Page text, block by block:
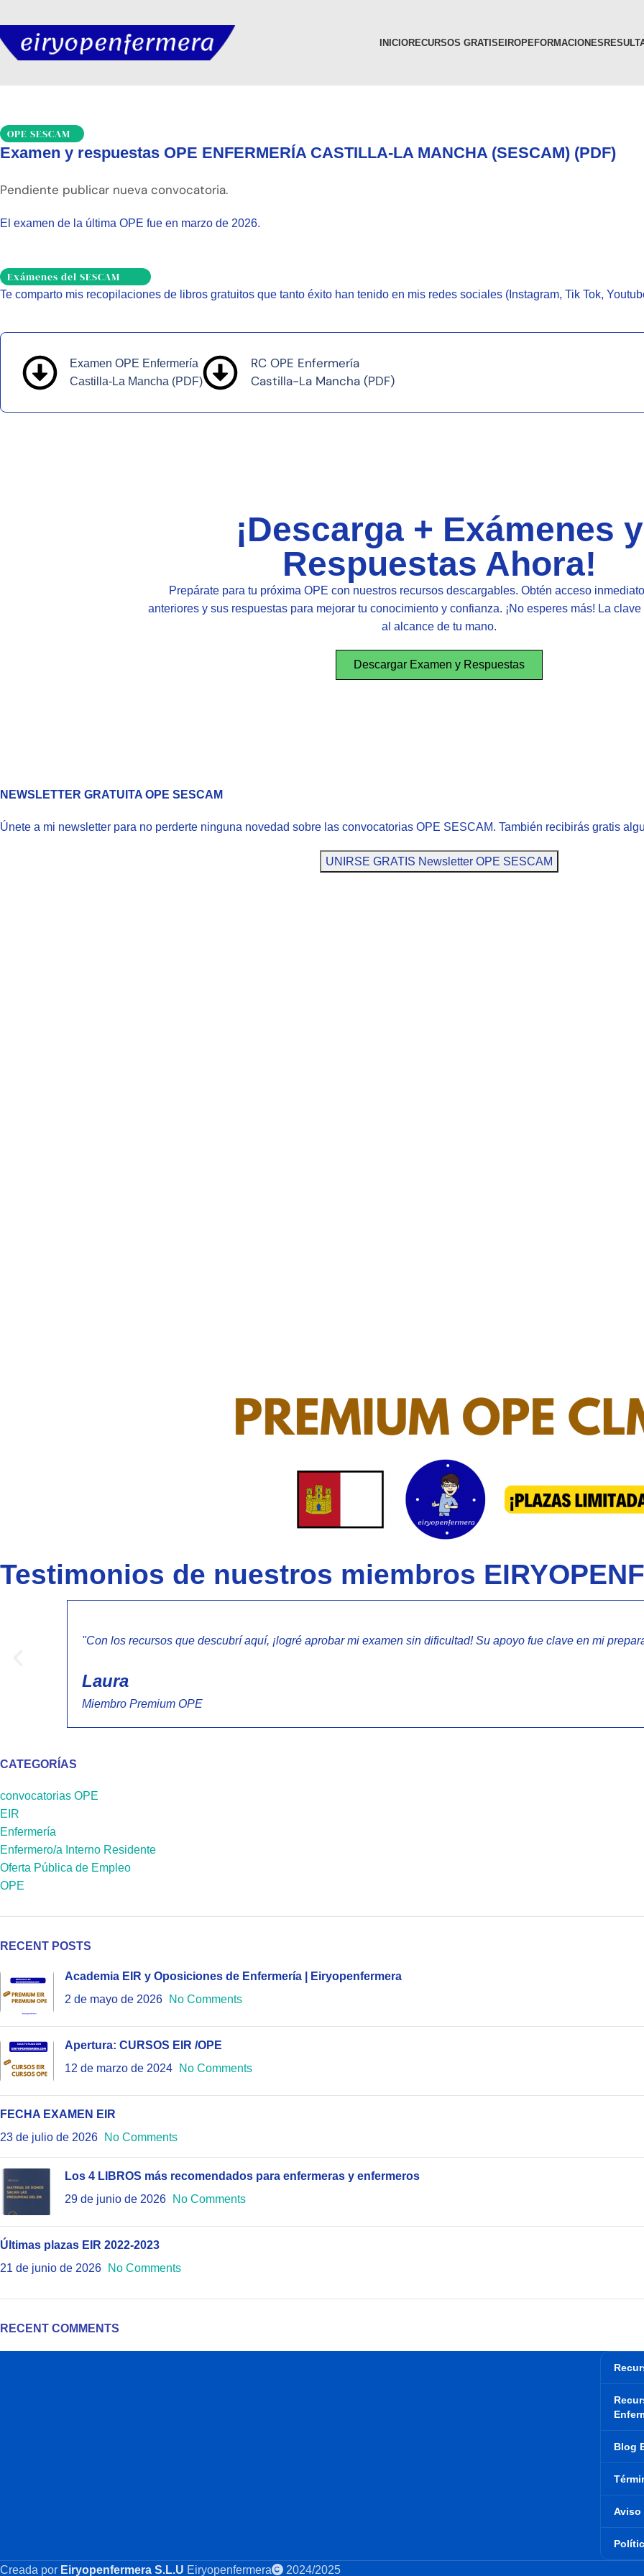
INICIORECURSOS GRATIS EIROPEFORMACIONES
OPE SESCAM
Examen y respuestas OPE ENFERMERÍA CASTILLA-LA MANCHA (SESCAM) (PDF)
Pendiente publicar nueva convocatoria.
El examen de la última OPE fue en marzo de 2026.
Exámenes del SESCAM
Te comparto mis recopilaciones de libros gratuitos que tanto éxito han tenido en mis redes sociales (Instagram, Tik Tok,
Examen OPE Enfermería
Castilla-La Mancha (PDF)
RC OPE Enfermería
Castilla-La Mancha (PDF)
¡Descarga + Exámenes y
Respuestas Ahora!
Prepárate para tu próxima OPE con nuestros recursos descargables. Obtén acceso
anteriores y sus respuestas para mejorar tu conocimiento y confianza. ¡No esperes más! La
al alcance de tu mano.
Descargar Examen y Respuestas
NEWSLETTER GRATUITA OPE SESCAM
Únete a mi newsletter para no perderte ninguna novedad sobre las convocatorias OPE SESCAM. También recibirás gratis
UNIRSE GRATIS Newsletter OPE SESCAM
Testimonios de nuestros miembros
"Con los recursos que descubrí aquí, ¡logré aprobar mi examen sin dificultad! Su apoyo fue clave en mi
Laura
Miembro Premium OPE
CATEGORÍAS
convocatorias OPE
EIR
Enfermería
Enfermero/a Interno Residente
Oferta Pública de Empleo
OPE
RECENT POSTS
Academia EIR y Oposiciones de Enfermería | Eiryopenfermera
2 de mayo de 2026
No Comments
Apertura: CURSOS EIR /OPE
12 de marzo de 2024
No Comments
FECHA EXAMEN EIR
23 de julio de 2026
No Comments
Los 4 LIBROS más recomendados para enfermeras y enfermeros
29 de junio de 2026
No Comments
Últimas plazas EIR 2022-2023
21 de junio de 2026
No Comments
RECENT COMMENTS
Blog
Aviso
Creada por Eiryopenfermera S.L.U Eiryopenfermera 2024/2025